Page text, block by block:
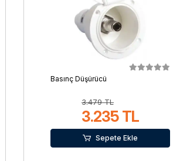
Basınç Düşürücü
3.479 TL
3.235 TL
Sepete Ekle